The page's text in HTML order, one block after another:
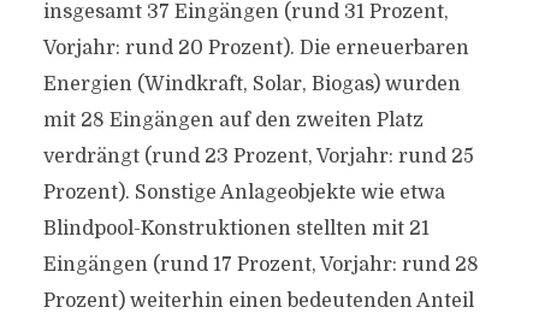
insgesamt 37 Eingängen (rund 31 Prozent,
Vorjahr: rund 20 Prozent). Die erneuerbaren
Energien (Windkraft, Solar, Biogas) wurden
mit 28 Eingängen auf den zweiten Platz
verdrängt (rund 23 Prozent, Vorjahr: rund 25
Prozent). Sonstige Anlageobjekte wie etwa
Blindpool-Konstruktionen stellten mit 21
Eingängen (rund 17 Prozent, Vorjahr: rund 28
Prozent) weiterhin einen bedeutenden Anteil